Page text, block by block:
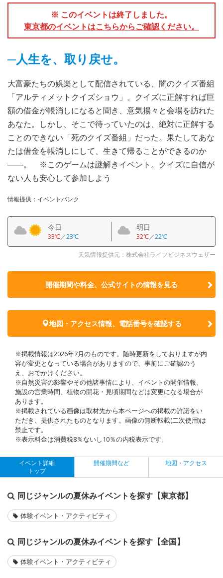
※ このイベントは終了しました。
東京都のイベントはこちらからご確認ください。
─人生を、取り戻せ。
大富豪たちの娯楽として配信されている、闇のクイズ番組
「アルティメットクイズショウ」。クイズに正解すれば巨
額の借金が帳消しになると聞き、意気揚々と会場を訪れた
あなた。しかし、そこで待っていたのは、絶対に正解する
ことのできない「死のクイズ番組」だった。果たしてあな
たは借金を帳消しにして、生きて帰ることができるのか
――。 ※このゲームは謎解きイベント。クイズに自信が
ない人も安心して参加しよう
情報提供：イベントバンク
今日
33℃／23℃
明日
32℃／22℃
天気情報提供元：株式会社ライフビジネスウェザー
開催期間や料金、公式サイトの情報を見る
地図・アクセス情報、電話番号を確認する
※掲載情報は2026年7月のものです。随時更新をしておりますが内
容が変更となっている場合がありますので、事前にご確認のう
え、おでかけください。
※自然災害の影響やその他諸事情により、イベントの開催情報、
施設の営業時間、植物の開花・見頃期間などは変更になる場合が
あります。
※掲載されている画像は取材先から本ページへの掲載の許諾をい
ただき、提供されたものとなります。画像の無断転載(二次使用)は
禁止です。
※表示料金は消費税8％ないし10％の内税表示です。
イベント詳細
トップ
開催期間など 地図・アクセス
同じジャンルの夏休みイベントを探す【東京都】
体験イベント・アクティビティ
同じジャンルの夏休みイベントを探す【全国】
体験イベント・アクティビティ